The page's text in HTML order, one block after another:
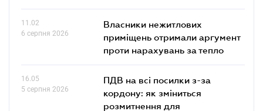
11.02
6 серпня 2026
Власники нежитлових
приміщень отримали аргумент
проти нарахувань за тепло
16.05
5 серпня 2026
ПДВ на всі посилки з-за
кордону: як зміниться
розмитнення для